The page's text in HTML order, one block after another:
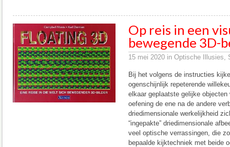
Op reis in een
bewegende 3D-
15 mei 2020 in Optische Illusies,
Bij het volgens de instructies
ogenschijnlijk repeterende
elkaar geplaatste gelijke objecten
oefening de ene na de andere
driedimensionale werkelijkheid
“ingepakte” driedimensionale
veel optische verrassingen, die
bepaalde kijktechniek met beide